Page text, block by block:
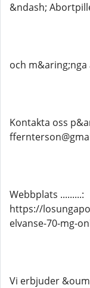
&ndash;
och
Kontakta oss
Webbplats .........:
https://
elvanse-70-mg-
Vi erbjuder